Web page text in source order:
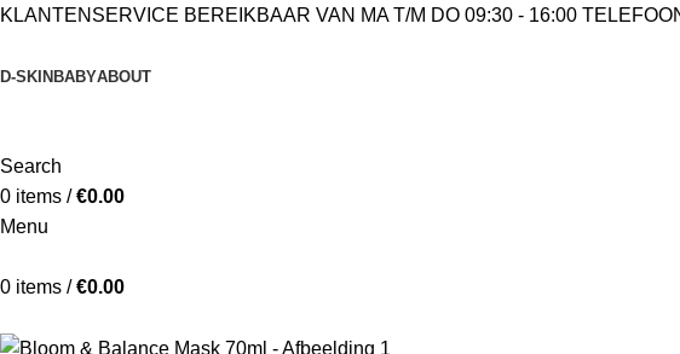
KLANTENSERVICE BEREIKBAAR VAN MA T/M DO 09:30 - 16:00
D-SKIN BABYABOUT
Search
0 items / €0.00
Menu
0 items / €0.00